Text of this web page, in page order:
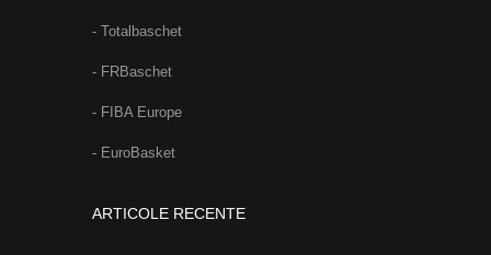
- Totalbaschet
- FRBaschet
- FIBA Europe
- EuroBasket
ARTICOLE RECENTE